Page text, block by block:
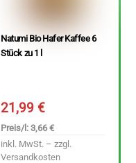
Natumi Bio Hafer Kaffee 6
Stück zu 1 l
21,99€
Preis/l: 3,66 €
inkl. MwSt. – zzgl.
Versandkosten